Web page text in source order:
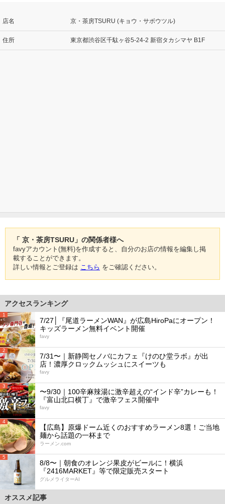
店名 京・茶房TSURU (キョウ・サボウツル)
住所 東京都渋谷区千駄ヶ谷5-24-2 新宿タカシマヤ B1F
「 京・茶房TSURU」の関係者様へ
favyアカウント(無料)を作成すると、自分のお店の情報を編集し掲
載することができます。
詳しい情報とご登録は こちら をご確認ください。
アクセスランキング
1
7/27│『尾道ラーメンWAN』が広島HiroPaにオープン！
キッズラーメン無料イベント開催
favy
2
7/31〜｜新静岡セノバにカフェ『けのひ堂ラボ』が出
店！濃厚クロックムッシュにスイーツも
favy
3
〜9/30｜100辛麻辣湯に激辛超えの“インド辛”カレーも！
『富山北口横丁』で激辛フェス開催中
favy
4
【広島】原爆ドーム近くのおすすめラーメン8選！ご当地
麺から話題の一杯まで
ラーメン.com
5
8/8〜｜朝食のオレンジ果皮がビールに！横浜
『2416MARKET』等で限定販売スタート
グルメライターAI
オススメ記事